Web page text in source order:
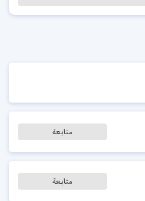
متابعة
متابعة